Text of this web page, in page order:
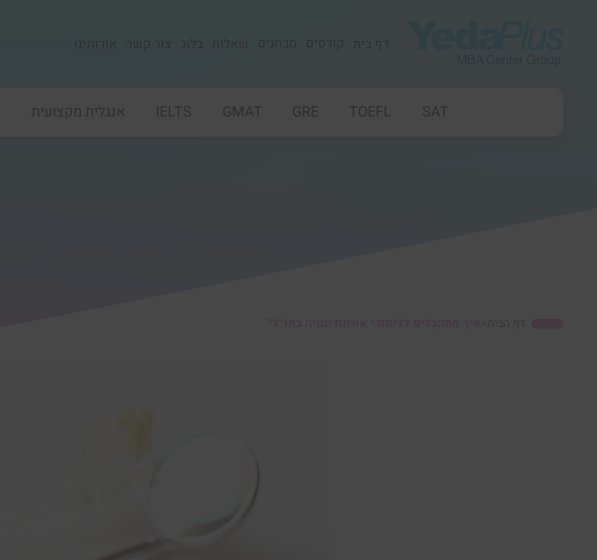
SAT
TOEFL
GRE
GMAT
IELTS אנגלית מקצועית
דף הבית >